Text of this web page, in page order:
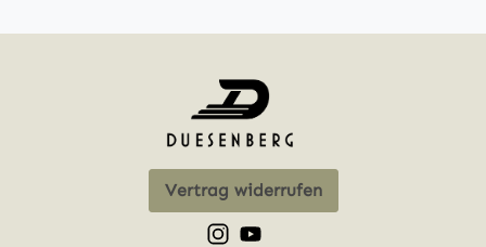
Vertrag widerrufen
Schau auf Instagram vorbei –
Sieh dir unsere Videos auf